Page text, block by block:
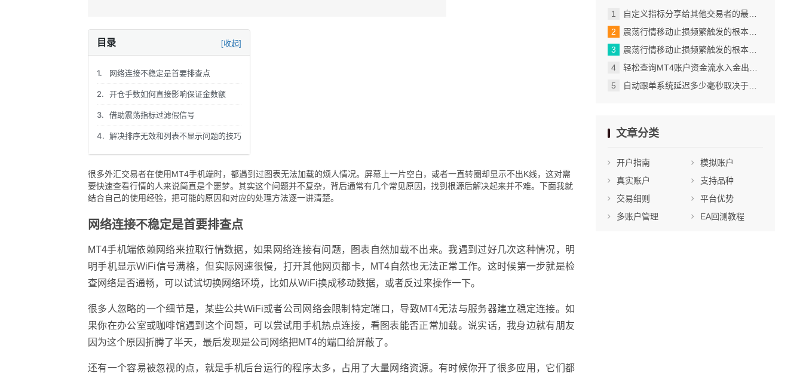
目录 [收起]
1. 网络连接不稳定是首要排查点
2. 开仓手数如何直接影响保证金数额
3. 借助震荡指标过滤假信号
4. 解决排序无效和列表不显示问题的技巧
很多外汇交易者在使用MT4手机端时，都遇到过图表无法加载的烦人情况。屏幕上一片空白，或者一直转圈却显示不出K线，这对需
要快速查看行情的人来说简直是个噩梦。其实这个问题并不复杂，背后通常有几个常见原因，找到根源后解决起来并不难。下面我就
结合自己的使用经验，把可能的原因和对应的处理方法逐一讲清楚。
网络连接不稳定是首要排查点
MT4手机端依赖网络来拉取行情数据，如果网络连接有问题，图表自然加载不出来。我遇到过好几次这种情况，明
明手机显示WiFi信号满格，但实际网速很慢，打开其他网页都卡，MT4自然也无法正常工作。这时候第一步就是检
查网络是否通畅，可以试试切换网络环境，比如从WiFi换成移动数据，或者反过来操作一下。
很多人忽略的一个细节是，某些公共WiFi或者公司网络会限制特定端口，导致MT4无法与服务器建立稳定连接。如
果你在办公室或咖啡馆遇到这个问题，可以尝试用手机热点连接，看图表能否正常加载。说实话，我身边就有朋友
因为这个原因折腾了半天，最后发现是公司网络把MT4的端口给屏蔽了。
还有一个容易被忽视的点，就是手机后台运行的程序太多，占用了大量网络资源。有时候你开了很多应用，它们都
自定义指标分享给其他交易者的最简单方法_用自定义模板保存波动分析设置
震荡行情移动止损频繁触发的根本解决思路_利用图表界面底部工具栏切换
震荡行情移动止损频繁触发的根本解决思路_震荡行情中移动止损为何频繁被扫_5
轻松查询MT4账户资金流水入金出金记录全掌握_通过搜索快速添加和移除品种
自动跟单系统延迟多少毫秒取决于网络与服务器_网络质量直接决定数据传输速度_2
文章分类
开户指南
模拟账户
真实账户
支持品种
交易细则
平台优势
多账户管理
EA回测教程